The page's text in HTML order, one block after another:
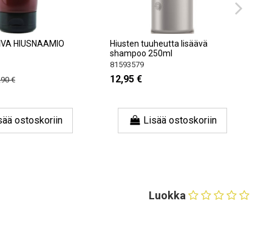
HIUSNAAMIO
€
ostoskoriin
Hiusten tuuheutta lisäävä
shampoo 250ml
81593579
12,95 €
Lisää ostoskoriin
Luokka